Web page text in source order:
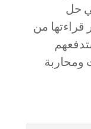
حل
قراءتها من
ومحاربة